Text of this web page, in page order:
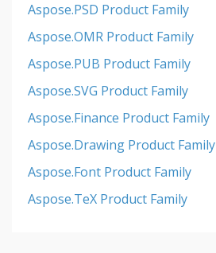
Aspose.PSD Product Family
Aspose.OMR Product Family
Aspose.PUB Product Family
Aspose.SVG Product Family
Aspose.Finance Product Family
Aspose.Drawing Product Family
Aspose.Font Product Family
Aspose.TeX Product Family